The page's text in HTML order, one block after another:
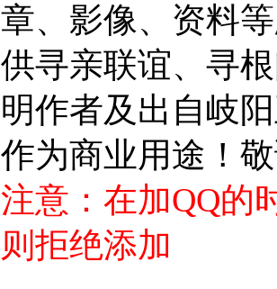
章、影像、资料
供寻亲联谊、寻
明作者及出自岐
作为商业用途！
注意：在加QQ的
则拒绝添加